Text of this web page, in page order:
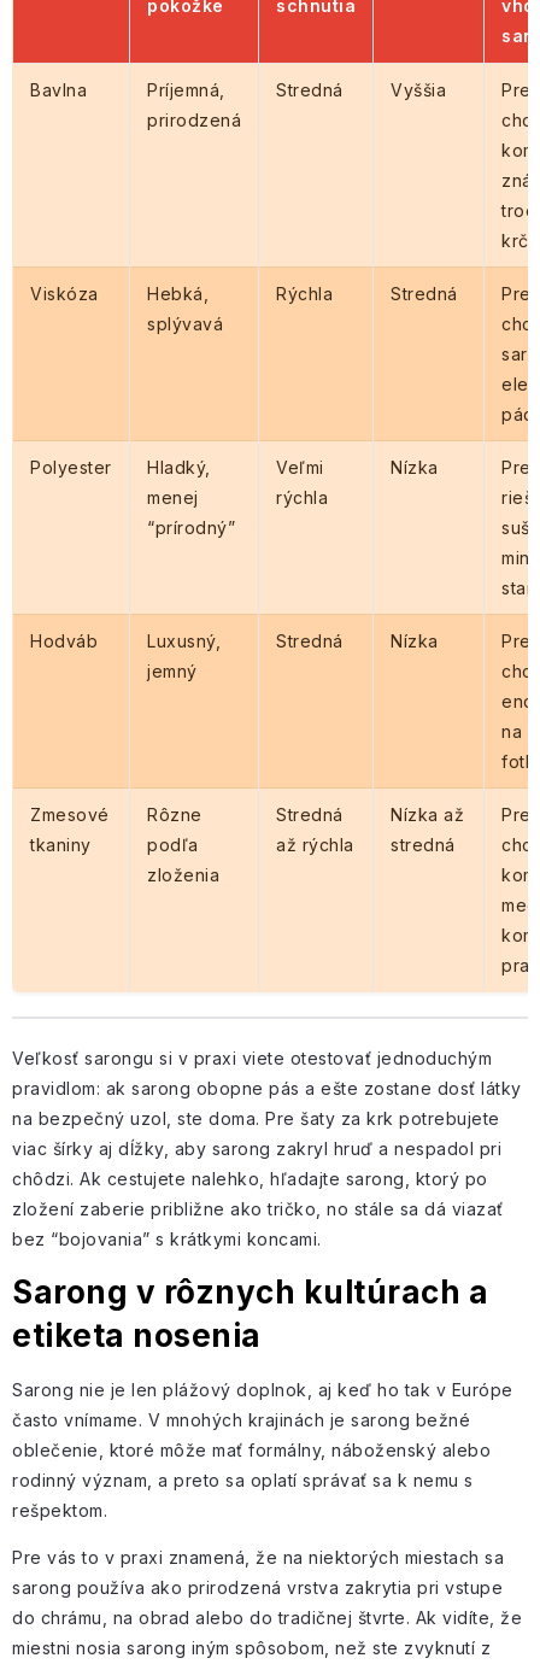
pokožke schnutia
Bavlna
Príjemná,
prirodzená
Stredná Vyššia
Pre
Viskóza
Hebká,
splývavá
Rýchla Stredná
Pre
Polyester
Hladký,
menej
“prírodný”
Veľmi
rýchla
Nízka
Pre
Hodváb
Luxusný,
jemný
Stredná Nízka
Pre
na
Zmesové
tkaniny
Rôzne
podľa
zloženia
Stredná
až rýchla
Nízka až
stredná
Pre
Veľkosť sarongu si v praxi viete otestovať jednoduchým
pravidlom: ak sarong obopne pás a ešte zostane dosť látky
na bezpečný uzol, ste doma. Pre šaty za krk potrebujete
viac šírky aj dĺžky, aby sarong zakryl hruď a nespadol pri
chôdzi. Ak cestujete nalehko, hľadajte sarong, ktorý po
zložení zaberie približne ako tričko, no stále sa dá viazať
bez “bojovania” s krátkymi koncami.
Sarong v rôznych kultúrach a
etiketa nosenia
Sarong nie je len plážový doplnok, aj keď ho tak v Európe
často vnímame. V mnohých krajinách je sarong bežné
oblečenie, ktoré môže mať formálny, náboženský alebo
rodinný význam, a preto sa oplatí správať sa k nemu s
rešpektom.
Pre vás to v praxi znamená, že na niektorých miestach sa
sarong používa ako prirodzená vrstva zakrytia pri vstupe
do chrámu, na obrad alebo do tradičnej štvrte. Ak vidíte, že
miestni nosia sarong iným spôsobom, než ste zvyknutí z